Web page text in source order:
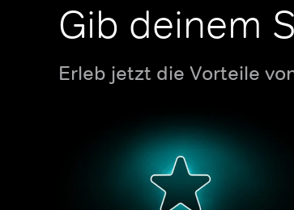
Gib deinem
Erleb jetzt die Vorteile